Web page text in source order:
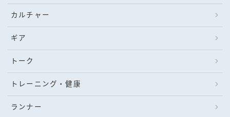
カルチャー
ギア
トーク
トレーニング・健康
ランナー